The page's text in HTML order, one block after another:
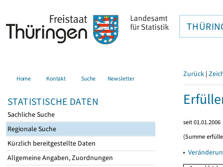
Home Kontakt Suche Newsletter
STATISTISCHE DATEN
Sachliche Suche
Regionale Suche
Kürzlich bereitgestellte Daten
Allgemeine Angaben, Zuordnungen
Zurück |
seit 01.01.2006
(Summe
▸